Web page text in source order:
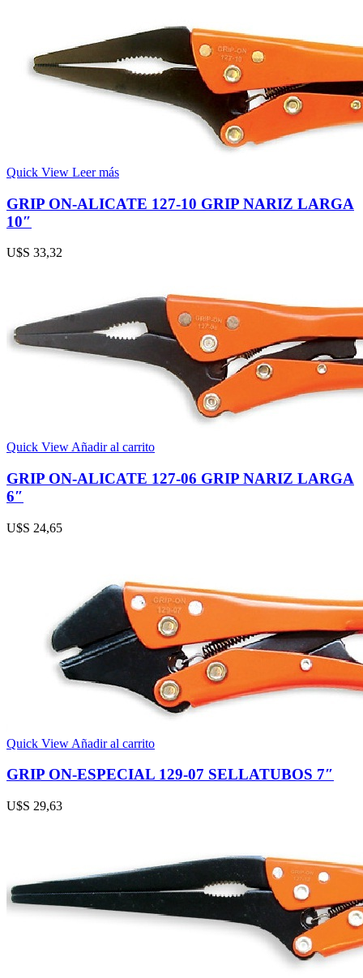
Quick View Leer más
GRIP ON-ALICATE 127-10 GRIP NARIZ LARGA
10″
U$S 33,32
Quick View Añadir al carrito
GRIP ON-ALICATE 127-06 GRIP NARIZ LARGA
6″
U$S 24,65
Quick View Añadir al carrito
GRIP ON-ESPECIAL 129-07 SELLATUBOS 7″
U$S 29,63